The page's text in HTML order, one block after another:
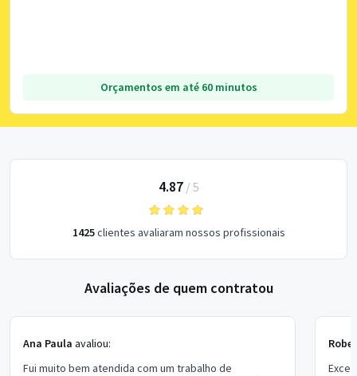
Orçamentos em até 60 minutos
4.87/ 5
1425clientes avaliaram nossos profissionais
Avaliações de quem contratou
Ana Paula avaliou:
Fui muito bem atendida com um trabalho de